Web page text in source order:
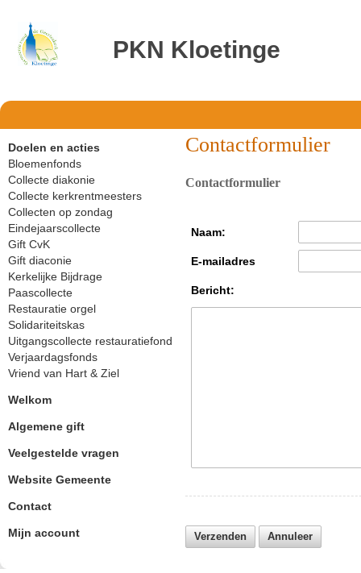
PKN Kloetinge
Contactformulier
Contactformulier
Naam:
E-mailadres
Bericht:
Doelen en acties
Bloemenfonds
Collecte diakonie
Collecte kerkrentmeesters
Collecten op zondag
Eindejaarscollecte
Gift CvK
Gift diaconie
Kerkelijke Bijdrage
Paascollecte
Restauratie orgel
Solidariteitskas
Uitgangscollecte restauratiefond
Verjaardagsfonds
Vriend van Hart & Ziel
Welkom
Algemene gift
Veelgestelde vragen
Website Gemeente
Contact
Mijn account